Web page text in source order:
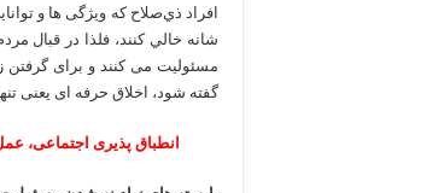
افراد ذي‌صلاح که ویژگی ها و
شانه خالي كنند، فلذا در قبال
مسئوليت می کنند و برای گرفتن
گفته شود، اخلاق حرفه ای یعنی
انطباق پذیری اجتماعی،